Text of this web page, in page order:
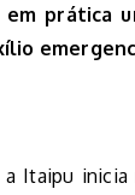
em prática
Itaipu